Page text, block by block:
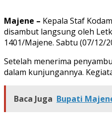
Majene – Kepala Staf
disambut langsung oleh
1401/Majene. Sabtu (07/12/
Setelah menerima
dalam kunjungannya.
Baca Juga Bupati